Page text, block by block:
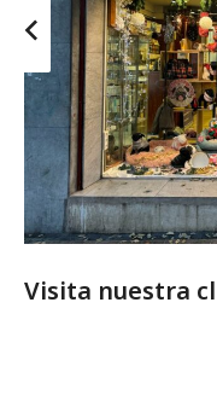
Visita nuestra